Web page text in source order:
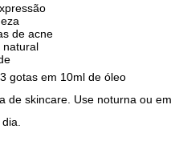
de acne
natural
gotas em 10ml de óleo
de skincare. Use noturna ou em